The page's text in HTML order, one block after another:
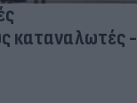
καταναλωτές -